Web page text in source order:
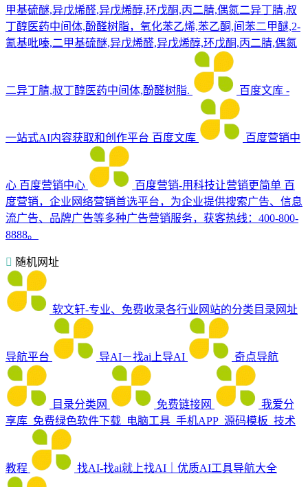
甲基硫醚,异戊烯醛,异戊烯醇,环戊酮,丙二腈,偶氮二异丁腈,叔
丁醇医药中间体,酚醛树脂，氧化苯乙烯,苯乙酮,间苯二甲醚,2-
氰基吡嗪,二甲基硫醚,异戊烯醛,异戊烯醇,环戊酮,丙二腈,偶氮
二异丁腈,叔丁醇医药中间体,酚醛树脂. 百度文库 -
一站式AI内容获取和创作平台 百度文库 百度营销中
心 百度营销中心 百度营销-用科技让营销更简单 百
度营销，企业网络营销首选平台，为企业提供搜索广告、信息
流广告、品牌广告等多种广告营销服务，获客热线：400-800-
8888。
随机网址
软文轩-专业、免费收录各行业网站的分类目录网址
导航平台 导AI－找ai上导AI 奇点导航
目录分类网 免费链接网
我爱分
享库_免费绿色软件下载_电脑工具_手机APP_源码模板_技术
教程 找AI-找ai就上找AI｜优质AI工具导航大全